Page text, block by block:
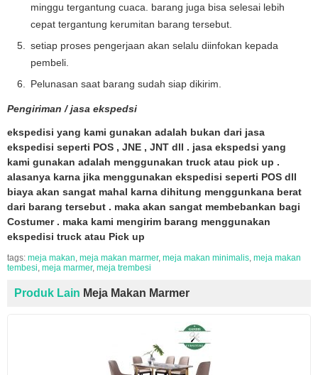
minggu tergantung cuaca. barang juga bisa selesai lebih
cepat tergantung kerumitan barang tersebut.
setiap proses pengerjaan akan selalu diinfokan kepada
pembeli.
Pelunasan saat barang sudah siap dikirim.
Pengiriman / jasa ekspedsi
ekspedisi yang kami gunakan adalah bukan dari jasa
ekspedisi seperti POS , JNE , JNT dll . jasa ekspedsi yang
kami gunakan adalah menggunakan truck atau pick up .
alasanya karna jika menggunakan ekspedisi seperti POS dll
biaya akan sangat mahal karna dihitung menggunkana berat
dari barang tersebut . maka akan sangat membebankan bagi
Costumer . maka kami mengirim barang menggunakan
ekspedisi truck atau Pick up
tags: meja makan meja makan marmer, meja makan minimalis meja makan
tembesi meja marmer, meja trembesi
Produk Lain Meja Makan Marmer